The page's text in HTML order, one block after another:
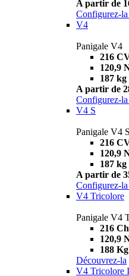
A partir de
Configurez-la
V4
Panigale V4
216
120,9
187 kg
A partir de
Configurez-la
V4 S
Panigale V4 S
216
120,9
187 kg
A partir de
Configurez-la
V4 Tricolore
Panigale V4
216 Ch
120,9
188 Kg
Découvrez-la
V4 Tricolore